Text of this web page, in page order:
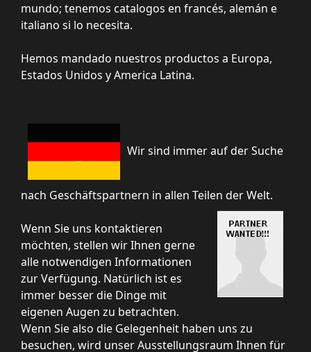
mundo; tenemos catalogos en francés, alemán e
italiano si lo necesita.
Hemos mandado nuestros productos a Europa,
Estados Unidos y America Latina.
Wir sind immer auf der Suche
nach Geschäftspartnern in allen Teilen der Welt.
Wenn Sie uns kontaktieren
möchten, stellen wir Ihnen gerne
alle notwendigen Informationen
zur Verfügung. Natürlich ist es
immer besser die Dinge mit
eigenen Augen zu betrachten.
Wenn Sie also die Gelegenheit haben uns zu
besuchen, wird unser Ausstellungsraum Ihnen für